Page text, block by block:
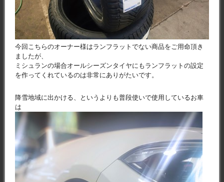
今回こちらのオーナー様はランフラットでない商品をご用命頂き
ましたが、
ミシュランの場合オールシーズンタイヤにもランフラットの設定
を作ってくれているのは非常にありがたいです。
降雪地域に出かける、というよりも普段使いで使用しているお車
は